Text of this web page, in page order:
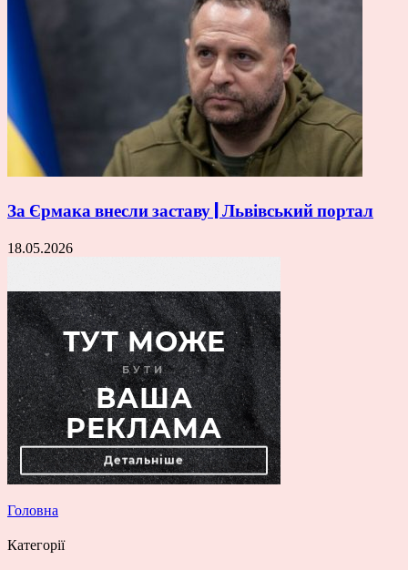
За Єрмака внесли заставу | Львівський портал
18.05.2026
Головна
Категорії